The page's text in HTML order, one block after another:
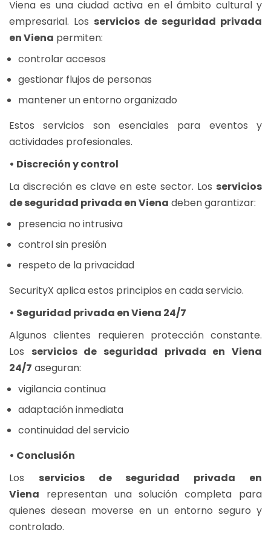
Viena es una ciudad activa en el ámbito cultural y
empresarial. Los servicios de seguridad privada
en Viena permiten:
controlar accesos
gestionar flujos de personas
mantener un entorno organizado
Estos servicios son esenciales para eventos y
actividades profesionales.
• Discreción y control
La discreción es clave en este sector. Los servicios
de seguridad privada en Viena deben garantizar:
presencia no intrusiva
control sin presión
respeto de la privacidad
SecurityX aplica estos principios en cada servicio.
• Seguridad privada en Viena 24/7
Algunos clientes requieren protección constante.
Los servicios de seguridad privada en Viena
24/7 aseguran:
vigilancia continua
adaptación inmediata
continuidad del servicio
• Conclusión
Los servicios de seguridad privada en
Viena representan una solución completa para
quienes desean moverse en un entorno seguro y
controlado.